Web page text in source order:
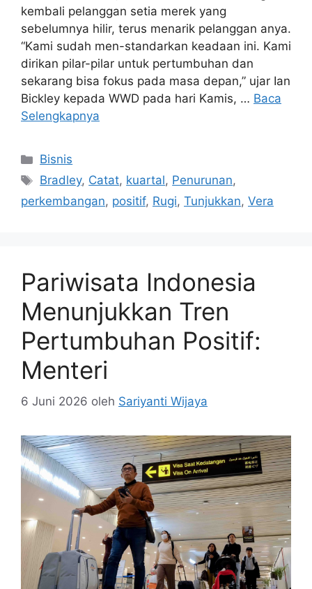
kembali pelanggan setia merek yang
sebelumnya hilir, terus menarik pelanggan anya.
“Kami sudah men-standarkan keadaan ini. Kami
dirikan pilar-pilar untuk pertumbuhan dan
sekarang bisa fokus pada masa depan,” ujar Ian
Bickley kepada WWD pada hari Kamis, … Baca
Selengkapnya
Kategori
Bisnis
Tag
Bradley, Catat, kuartal, Penurunan,
perkembangan, positif, Rugi, Tunjukkan, Vera
Pariwisata Indonesia
Menunjukkan Tren
Pertumbuhan Positif:
Menteri
6 Juni 2026 oleh Sariyanti Wijaya